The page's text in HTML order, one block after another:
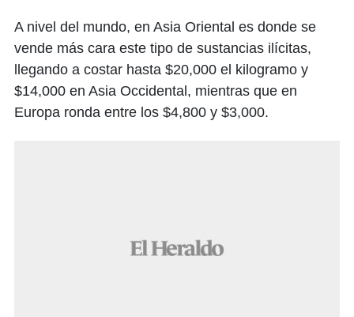
A nivel del mundo, en Asia Oriental es donde se
vende más cara este tipo de sustancias ilícitas,
llegando a costar hasta $20,000 el kilogramo y
$14,000 en Asia Occidental, mientras que en
Europa ronda entre los $4,800 y $3,000.